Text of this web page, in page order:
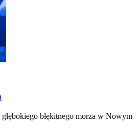
błękitnego morza w Nowym